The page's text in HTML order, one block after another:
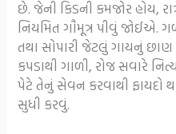
છે. જેની કિડની કમજોર હોય,
નિયમિત ગૌમૂત્ર પીવું જોઈએ.
તથા સોપારી જેટલું ગાયનું
કપડાથી ગાળી, રોજ સવારે
પેટે તેનું સેવન કરવાથી ફાયદો
સુધી કરવું.